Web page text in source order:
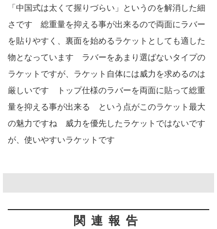
「中国式は太くて握りづらい」というのを解消した細
さです 総重量を抑える事が出来るので両面にラバー
を貼りやすく、裏面を始めるラケットとしても適した
物となっています ラバーをあまり選ばないタイプの
ラケットですが、ラケット自体には威力を求めるのは
厳しいです トップ仕様のラバーを両面に貼って総重
量を抑える事が出来る という点がこのラケット最大
の魅力ですね 威力を優先したラケットではないです
が、使いやすいラケットです
関連報告